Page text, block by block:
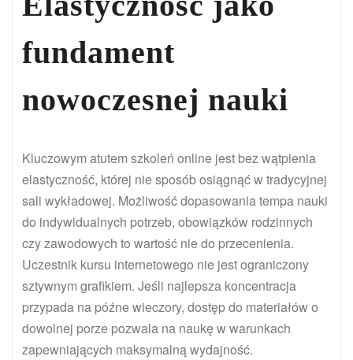
fundament
nowoczesnej nauki
Kluczowym atutem szkoleń online jest bez wątpienia
elastyczność, której nie sposób osiągnąć w tradycyjnej
sali wykładowej. Możliwość dopasowania tempa nauki
do indywidualnych potrzeb, obowiązków rodzinnych
czy zawodowych to wartość nie do przecenienia.
Uczestnik kursu internetowego nie jest ograniczony
sztywnym grafikiem. Jeśli najlepsza koncentracja
przypada na późne wieczory, dostęp do materiałów o
dowolnej porze pozwala na naukę w warunkach
zapewniających maksymalną wydajność.